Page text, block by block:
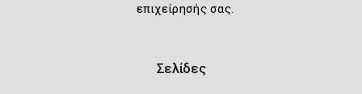
επιχείρησής σας.
Σελίδες